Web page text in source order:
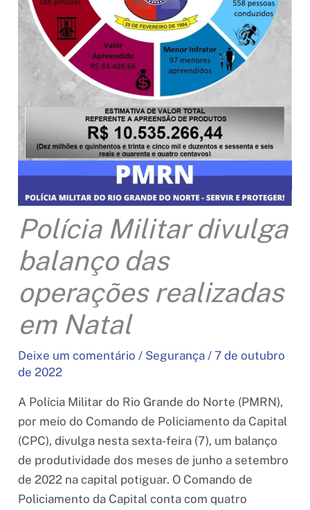
Polícia Militar divulga
balanço das
operações realizadas
em Natal
Deixe um comentário / Segurança /7 de outubro
de 2022
A Polícia Militar do Rio Grande do Norte (PMRN),
por meio do Comando de Policiamento da Capital
(CPC), divulga nesta sexta-feira (7), um balanço
de produtividade dos meses de junho a setembro
de 2022 na capital potiguar. O Comando de
Policiamento da Capital conta com quatro